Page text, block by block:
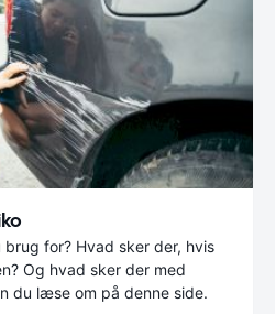
for? Hvad sker der, hvis
Og hvad sker der med
du læse om på denne side.